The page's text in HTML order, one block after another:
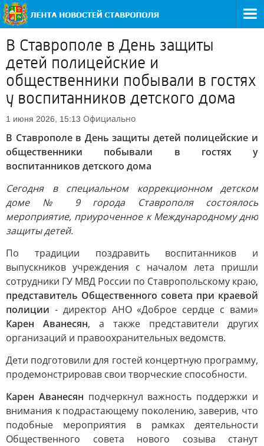
В Ставрополе в День защиты
детей полицейские и
общественники побывали в гостях
у воспитанников детского дома
1 июня 2026, 15:13 Официально
В Ставрополе в День защиты детей полицейские и
общественники побывали в гостях у
воспитанников детского дома
Сегодня в специальном коррекционном детском
доме № 9 города Ставрополя состоялось
мероприятие, приуроченное к Международному дню
защиты детей.
По традиции поздравить воспитанников и
выпускников учреждения с началом лета пришли
сотрудники ГУ МВД России по Ставропольскому краю,
представитель Общественного совета при краевой
полиции - директор АНО «Доброе сердце с вами»
Карен Аванесян, а также представители других
организаций и правоохранительных ведомств.
Дети подготовили для гостей концертную программу,
продемонстрировав свои творческие способности.
Карен Аванесян подчеркнул важность поддержки и
внимания к подрастающему поколению, заверив, что
подобные мероприятия в рамках деятельности
Общественного совета нового созыва станут